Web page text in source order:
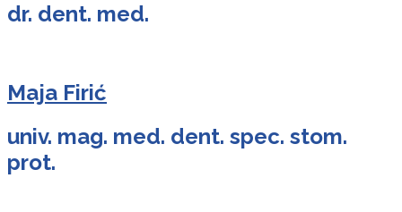
dr. dent. med.
Maja Firić
univ. mag. med. dent. spec. stom.
prot.